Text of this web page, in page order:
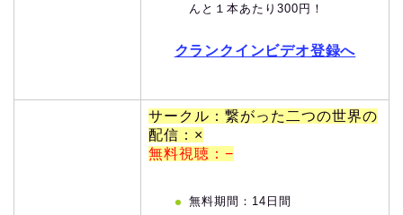
んと１本あたり300円！
クランクインビデオ登録へ
サークル：繋がった二つの世界の
配信：×
無料視聴：−
無料期間：14日間